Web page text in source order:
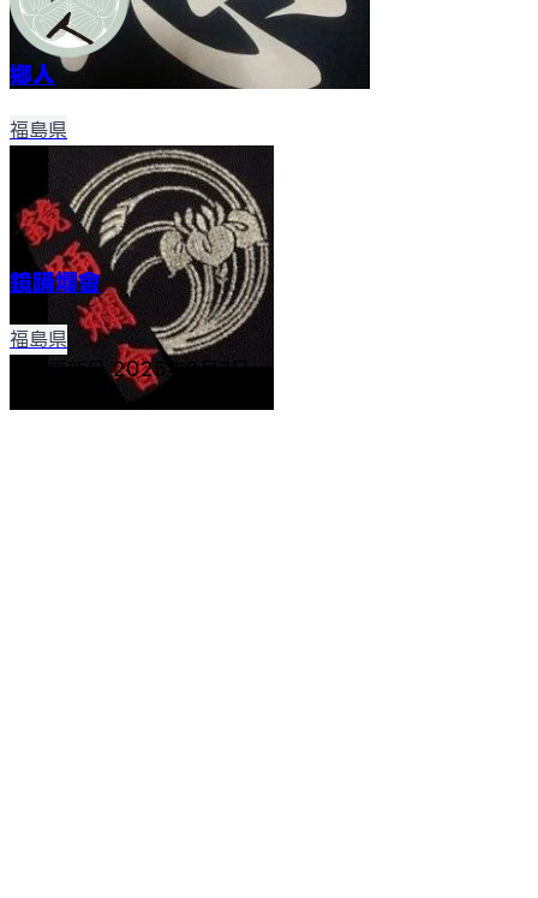
郷人
福島県
鏡踊爛會
福島県
最終更新日2025年9月7日